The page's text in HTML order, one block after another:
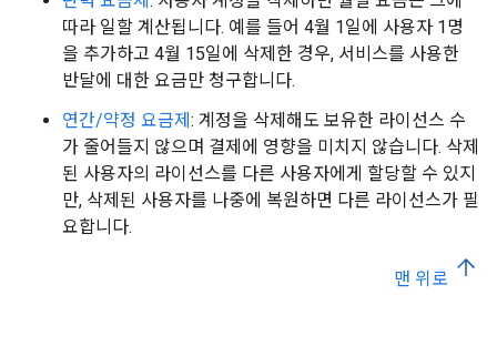
따라 일할 계산됩니다. 예를 들어 4월 1일에 사용자 1명
을 추가하고 4월 15일에 삭제한 경우, 서비스를 사용한
반달에 대한 요금만 청구합니다.
연간/약정 요금제 : 계정을 삭제해도 보유한 라이선스 수
가 줄어들지 않으며 결제에 영향을 미치지 않습니다. 삭제
된 사용자의 라이선스를 다른 사용자에게 할당할 수 있지
만, 삭제된 사용자를 나중에 복원하면 다른 라이선스가 필
요합니다.
맨 위로